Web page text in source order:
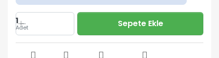
1
Adet Sepete Ekle